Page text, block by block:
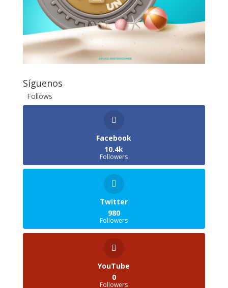
Síguenos
Follows
Facebook
10.4k
Followers
Twitter
980
Followers
YouTube
0
Followers